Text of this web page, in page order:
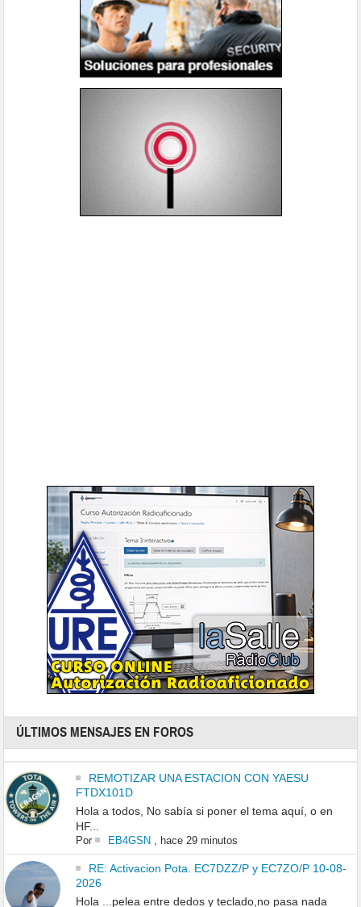
ÚLTIMOS MENSAJES EN FOROS
REMOTIZAR UNA ESTACION CON YAESU
FTDX101D
Hola a todos, No sabía si poner el tema aquí, o en
HF...
Por EB4GSN, hace 29 minutos
RE: Activacion Pota. EC7DZZ/P y EC7ZO/P 10-08-
2026
Hola ...pelea entre dedos y teclado,no pasa nada